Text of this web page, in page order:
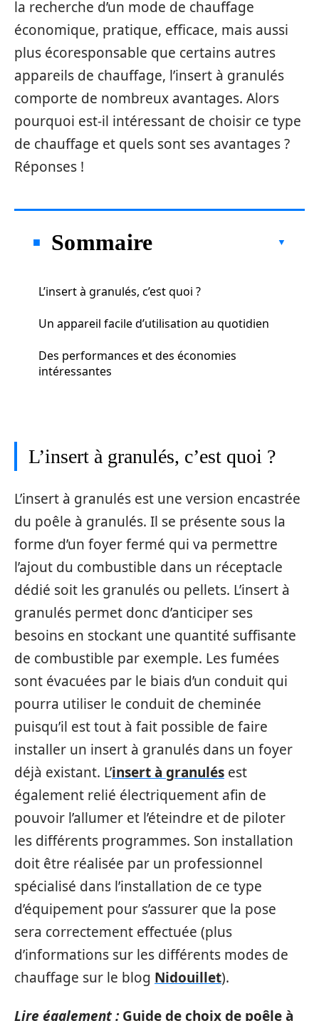
la recherche d’un mode de chauffage
économique, pratique, efficace, mais aussi
plus écoresponsable que certains autres
appareils de chauffage, l’insert à granulés
comporte de nombreux avantages. Alors
pourquoi est-il intéressant de choisir ce type
de chauffage et quels sont ses avantages ?
Réponses !
Sommaire
L’insert à granulés, c’est quoi ?
Un appareil facile d’utilisation au quotidien
Des performances et des économies
intéressantes
L’insert à granulés, c’est quoi ?
L’insert à granulés est une version encastrée
du poêle à granulés. Il se présente sous la
forme d’un foyer fermé qui va permettre
l’ajout du combustible dans un réceptacle
dédié soit les granulés ou pellets. L’insert à
granulés permet donc d’anticiper ses
besoins en stockant une quantité suffisante
de combustible par exemple. Les fumées
sont évacuées par le biais d’un conduit qui
pourra utiliser le conduit de cheminée
puisqu’il est tout à fait possible de faire
installer un insert à granulés dans un foyer
déjà existant. L’insert à granulés est
également relié électriquement afin de
pouvoir l’allumer et l’éteindre et de piloter
les différents programmes. Son installation
doit être réalisée par un professionnel
spécialisé dans l’installation de ce type
d’équipement pour s’assurer que la pose
sera correctement effectuée (plus
d’informations sur les différents modes de
chauffage sur le blog Nidouillet).
Lire également : Guide de choix de poêle à